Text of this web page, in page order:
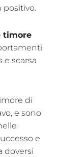
positivo.
timore
scarsa
di
e sono
e
doversi